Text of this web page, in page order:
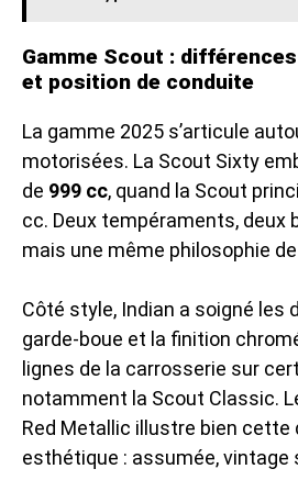
Gamme Scout :
et position de conduite
La gamme 2025 s’articule
motorisées. La Scout Sixty
de 999 cc, quand la Scout
cc. Deux tempéraments, deux
mais une même philosophie
Côté style, Indian a soigné les
garde-boue et la finition
lignes de la carrosserie sur
notamment la Scout Classic.
Red Metallic illustre bien cette
esthétique : assumée, vintage